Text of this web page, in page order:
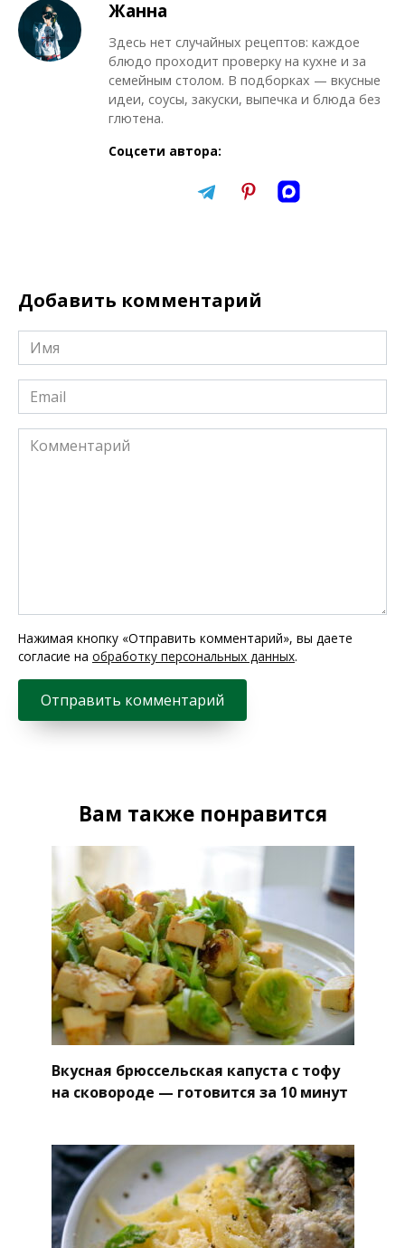
Жанна
Здесь нет случайных рецептов: каждое
блюдо проходит проверку на кухне и за
семейным столом. В подборках — вкусные
идеи, соусы, закуски, выпечка и блюда без
глютена.
Соцсети автора:
Добавить комментарий
Имя
*
Email
*
Комментарий
Нажимая кнопку «Отправить комментарий», вы даете
согласие на обработку персональных данных.
Вам также понравится
Вкусная брюссельская капуста с тофу
на сковороде — готовится за 10 минут